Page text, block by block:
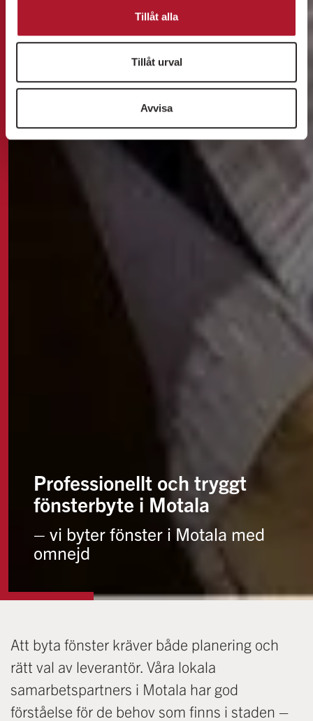
Tillåt alla
Tillåt urval
Avvisa
Professionellt och tryggt
fönsterbyte i Motala
– vi byter fönster i Motala med
omnejd
Att byta fönster kräver både planering och
rätt val av leverantör. Våra lokala
samarbetspartners i Motala har god
förståelse för de behov som finns i staden –